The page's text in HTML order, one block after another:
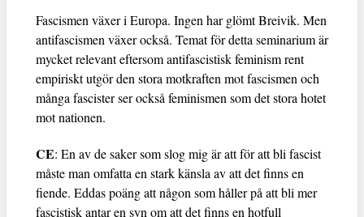
Fascismen växer i Europa. Ingen har glömt Breivik. Men
antifascismen växer också. Temat för detta seminarium är
mycket relevant eftersom antifascistisk feminism rent
empiriskt utgör den stora motkraften mot fascismen och
många fascister ser också feminismen som det stora hotet
mot nationen.
CE: En av de saker som slog mig är att för att bli fascist
måste man omfatta en stark känsla av att det finns en
fiende. Eddas poäng att någon som håller på att bli mer
fascistisk antar en syn om att det finns en hotfull